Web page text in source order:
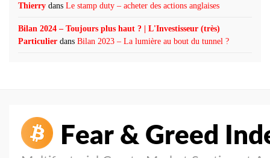
Thierry dans Le stamp duty – acheter des actions anglaises
Bilan 2024 – Toujours plus haut ? | L'Investisseur (très)
Particulier dans Bilan 2023 – La lumière au bout du tunnel ?